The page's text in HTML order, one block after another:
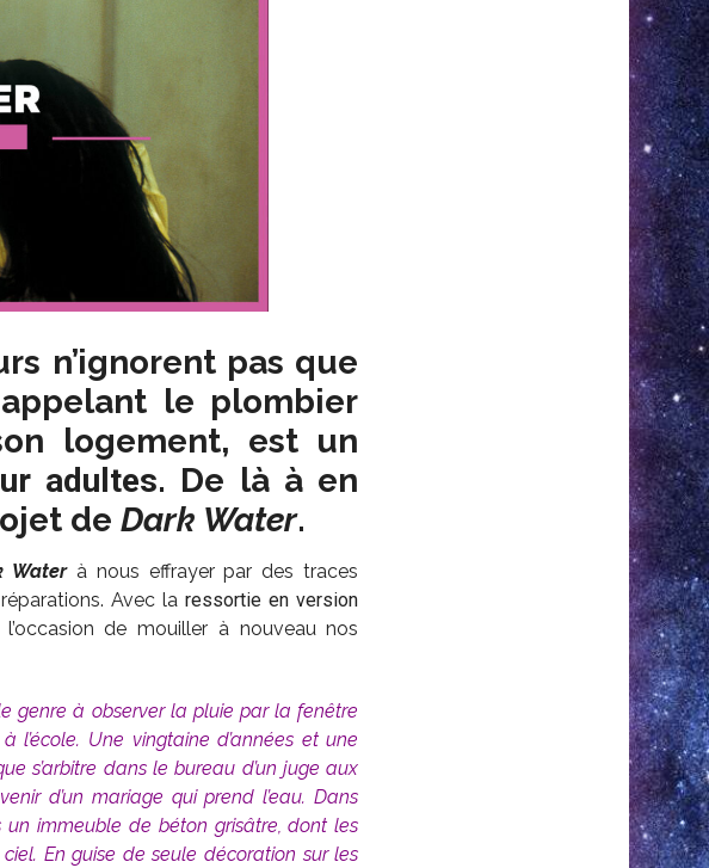
n’ignorent pas que
le plombier
logement, est un
adultes. De là à en
de Dark Water.
Waterà nous effrayer par des traces
Avec laressortie en version
de mouiller à nouveau nos
genre à observer la pluie par la fenêtre
Une vingtaine d’années et une
s’arbitre dans le bureau d’un juge aux
d’un mariage qui prend l’eau. Dans
immeuble de béton grisâtre, dont les
En guise de seule décoration sur les